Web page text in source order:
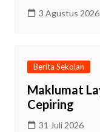
3 Agustus 2026
Berita Sekolah
Maklumat
Cepiring
31 Juli 2026